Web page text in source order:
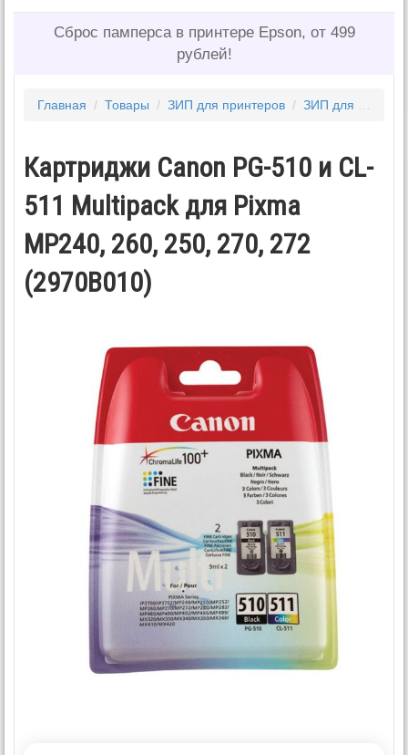
Сброс памперса в принтере Epson, от 499
рублей!
Главная / Товары / ЗИП для принтеров / ЗИП для CANON
Картриджи Canon PG-510 и CL-
511 Multipack для Pixma
MP240, 260, 250, 270, 272
(2970B010)